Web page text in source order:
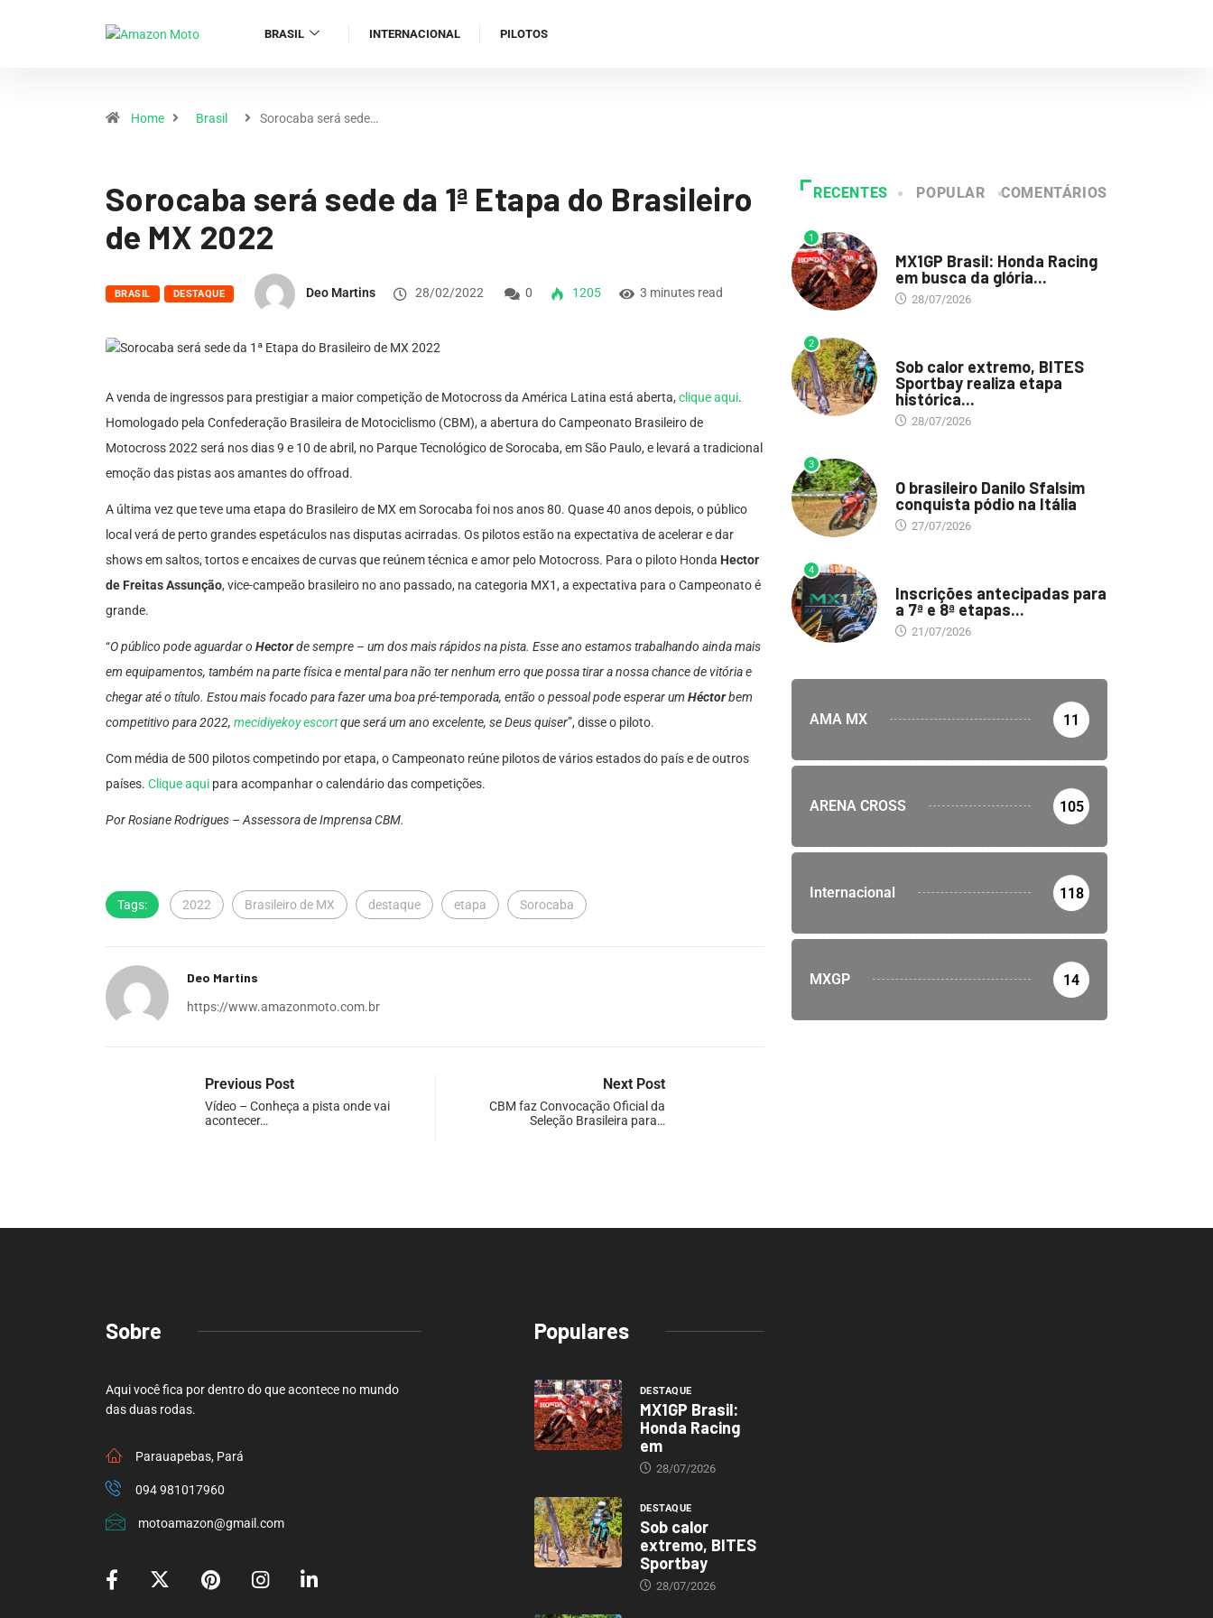
BRASIL INTERNACIONAL PILOTOS
Home Brasil Sorocaba será sede…
Sorocaba será sede da 1ª Etapa do Brasileiro
de MX 2022
BRASIL DESTAQUE Deo Martins 28/02/2022 0 1205 3 minutes read
A venda de ingressos para prestigiar a maior competição de Motocross da América Latina está aberta, clique aqui.
Homologado pela Confederação Brasileira de Motociclismo (CBM), a abertura do Campeonato Brasileiro de
Motocross 2022 será nos dias 9 e 10 de abril, no Parque Tecnológico de Sorocaba, em São Paulo, e levará a tradicional
emoção das pistas aos amantes do offroad.
A última vez que teve uma etapa do Brasileiro de MX em Sorocaba foi nos anos 80. Quase 40 anos depois, o público
local verá de perto grandes espetáculos nas disputas acirradas. Os pilotos estão na expectativa de acelerar e dar
shows em saltos, tortos e encaixes de curvas que reúnem técnica e amor pelo Motocross. Para o piloto Honda Hector
de Freitas Assunção, vice-campeão brasileiro no ano passado, na categoria MX1, a expectativa para o Campeonato é
grande.
“O público pode aguardar o Hectorde sempre – um dos mais rápidos na pista. Esse ano estamos trabalhando ainda mais
em equipamentos, também na parte física e mental para não ter nenhum erro que possa tirar a nossa chance de vitória e
chegar até o título. Estou mais focado para fazer uma boa pré-temporada, então o pessoal pode esperar um Héctorbem
competitivo para 2022, mecidiyekoy escortque será um ano excelente, se Deus quiser”, disse o piloto.
Com média de 500 pilotos competindo por etapa, o Campeonato reúne pilotos de vários estados do país e de outros
países. Clique aqui para acompanhar o calendário das competições.
Por Rosiane Rodrigues – Assessora de Imprensa CBM.
Tags: 2022 Brasileiro de MX destaque etapa Sorocaba
Deo Martins
https://www.amazonmoto.com.br
Previous Post
Vídeo – Conheça a pista onde vai
acontecer…
Next Post
CBM faz Convocação Oficial da
Seleção Brasileira para…
RECENTES POPULAR COMENTÁRIOS
1
MX1GP Brasil: Honda Racing
em busca da glória...
28/07/2026
2
Sob calor extremo, BITES
Sportbay realiza etapa
histórica...
28/07/2026
3
O brasileiro Danilo Sfalsim
conquista pódio na Itália
27/07/2026
4
Inscrições antecipadas para
a 7ª e 8ª etapas...
21/07/2026
AMA MX 11
ARENA CROSS 105
Internacional 118
MXGP 14
Sobre
Aqui você fica por dentro do que acontece no mundo
das duas rodas.
Parauapebas, Pará
094 981017960
motoamazon@gmail.com
Populares
DESTAQUE
MX1GP Brasil:
Honda Racing
em
28/07/2026
DESTAQUE
Sob calor
extremo, BITES
Sportbay
28/07/2026